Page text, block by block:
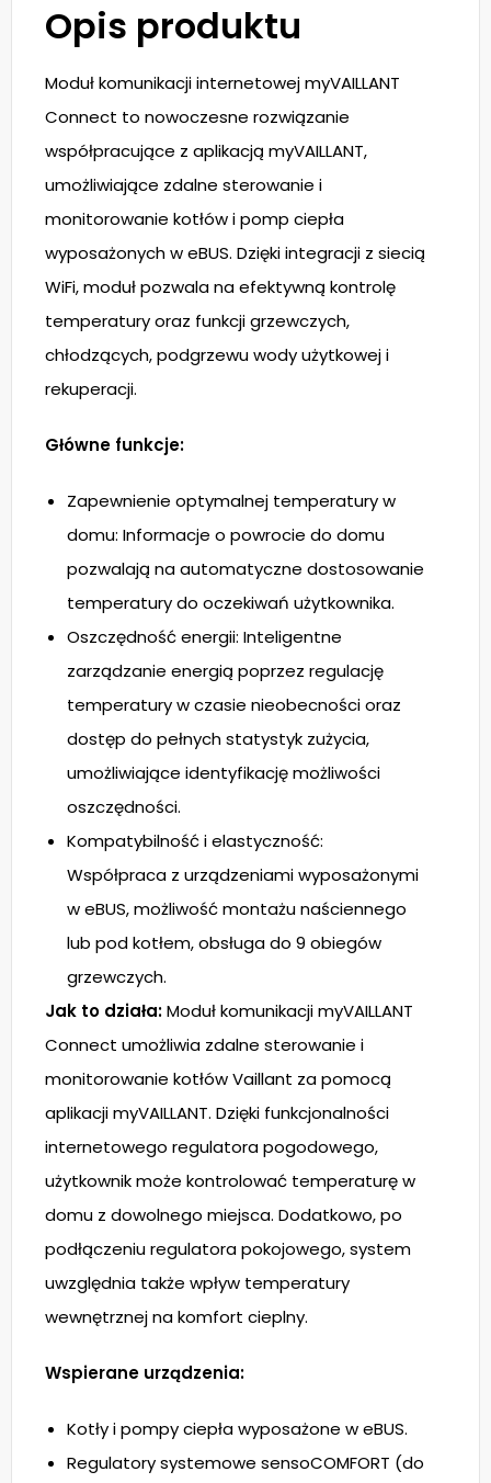
Opis produktu
Moduł komunikacji internetowej myVAILLANT
Connect to nowoczesne rozwiązanie
współpracujące z aplikacją myVAILLANT,
umożliwiające zdalne sterowanie i
monitorowanie kotłów i pomp ciepła
wyposażonych w eBUS. Dzięki integracji z siecią
WiFi, moduł pozwala na efektywną kontrolę
temperatury oraz funkcji grzewczych,
chłodzących, podgrzewu wody użytkowej i
rekuperacji.
Główne funkcje:
Zapewnienie optymalnej temperatury w
domu: Informacje o powrocie do domu
pozwalają na automatyczne dostosowanie
temperatury do oczekiwań użytkownika.
Oszczędność energii: Inteligentne
zarządzanie energią poprzez regulację
temperatury w czasie nieobecności oraz
dostęp do pełnych statystyk zużycia,
umożliwiające identyfikację możliwości
oszczędności.
Kompatybilność i elastyczność:
Współpraca z urządzeniami wyposażonymi
w eBUS, możliwość montażu naściennego
lub pod kotłem, obsługa do 9 obiegów
grzewczych.
Jak to działa:Moduł komunikacji myVAILLANT
Connect umożliwia zdalne sterowanie i
monitorowanie kotłów Vaillant za pomocą
aplikacji myVAILLANT. Dzięki funkcjonalności
internetowego regulatora pogodowego,
użytkownik może kontrolować temperaturę w
domu z dowolnego miejsca. Dodatkowo, po
podłączeniu regulatora pokojowego, system
uwzględnia także wpływ temperatury
wewnętrznej na komfort cieplny.
Wspierane urządzenia:
Kotły i pompy ciepła wyposażone w eBUS.
Regulatory systemowe sensoCOMFORT (do